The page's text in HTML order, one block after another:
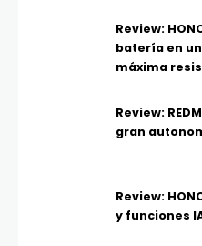
Review:
batería en
máxima
Review:
gran
Review:
y funciones